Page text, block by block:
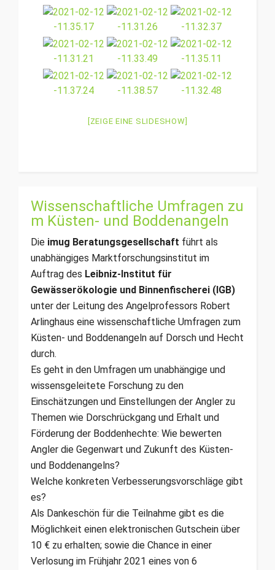
[ZEIGE EINE SLIDESHOW]
Wissenschaftliche Umfragen zu
m Küsten- und Boddenangeln
Die imug Beratungsgesellschaft führt als
unabhängiges Marktforschungsinstitut im
Auftrag des Leibniz-Institut für
Gewässerökologie und Binnenfischerei (IGB)
unter der Leitung des Angelprofessors Robert
Arlinghaus eine wissenschaftliche Umfragen zum
Küsten- und Boddenangeln auf Dorsch und Hecht
durch.
Es geht in den Umfragen um unabhängige und
wissensgeleitete Forschung zu den
Einschätzungen und Einstellungen der Angler zu
Themen wie Dorschrückgang und Erhalt und
Förderung der Boddenhechte: Wie bewerten
Angler die Gegenwart und Zukunft des Küsten-
und Boddenangelns?
Welche konkreten Verbesserungsvorschläge gibt
es?
Als Dankeschön für die Teilnahme gibt es die
Möglichkeit einen elektronischen Gutschein über
10 € zu erhalten; sowie die Chance in einer
Verlosung im Frühjahr 2021 eines von 6